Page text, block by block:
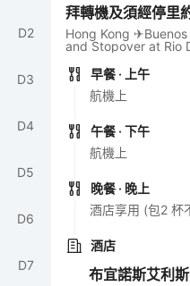
D2
D3
D4
D5
D6
D7
拜轉機及須經停里
Hong Kong
and Stopover at Rio
早餐 · 上午
航機上
午餐 · 下午
航機上
晚餐 · 晚上
酒店享用 (包2 杯
酒店
布宜諾斯艾利